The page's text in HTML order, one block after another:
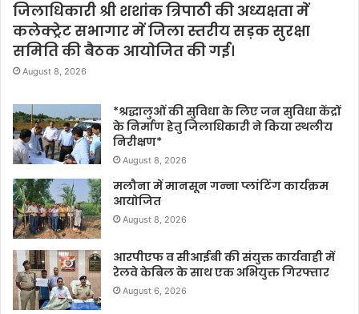
जिलाधिकारी श्री शशांक त्रिपाठी की अध्यक्षता में
कलेक्ट्रेट सभागार में जिला स्तरीय सड़क सुरक्षा
समिति की बैठक आयोजित की गई।
August 8, 2026
*श्रद्धालुओं की सुविधा के लिए जन सुविधा केंद्रों
के निर्माण हेतु जिलाधिकारी ने किया स्थलीय
निरीक्षण*
August 8, 2026
मलौना में मानसून गन्ना प्लांटिंग कार्यक्रम
आयोजित
August 8, 2026
आरपीएफ व सीआईबी की संयुक्त कार्यवाही में
रेलवे केबिल के साथ एक अभियुक्त गिरफ्तार
August 6, 2026